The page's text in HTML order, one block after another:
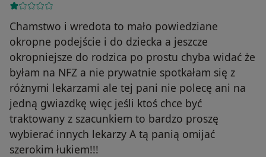
Chamstwo i wredota to mało powiedziane
okropne podejście i do dziecka a jeszcze
okropniejsze do rodzica po prostu chyba widać że
byłam na NFZ a nie prywatnie spotkałam się z
różnymi lekarzami ale tej pani nie polecę ani na
jedną gwiazdkę więc jeśli ktoś chce być
traktowany z szacunkiem to bardzo proszę
wybierać innych lekarzy A tą panią omijać
szerokim łukiem!!!